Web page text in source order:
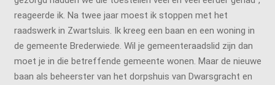
reageerde ik. Na twee jaar moest ik stoppen met het
raadswerk in Zwartsluis. Ik kreeg een baan en een woning in
de gemeente Brederwiede. Wil je gemeenteraadslid zijn dan
moet je in die betreffende gemeente wonen. Maar de nieuwe
baan als beheerster van het dorpshuis van Dwarsgracht en